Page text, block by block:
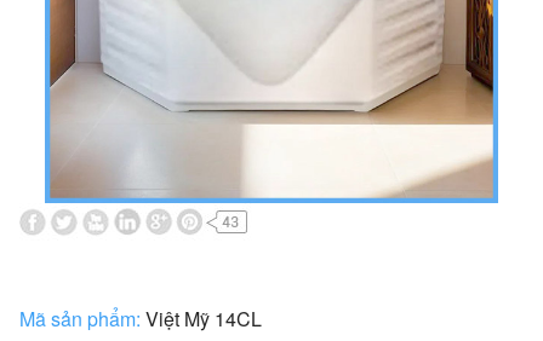
Mã sản phẩm: Việt Mỹ 14CL